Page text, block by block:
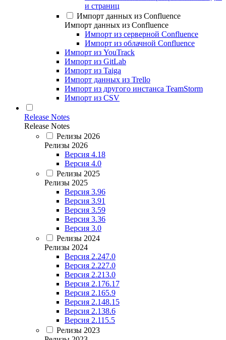
и страниц
Импорт данных из Confluence
Импорт данных из Confluence
Импорт из серверной Confluence
Импорт из облачной Confluence
Импорт из YouTrack
Импорт из GitLab
Импорт из Taiga
Импорт данных из Trello
Импорт из другого инстанса TeamStorm
Импорт из CSV
Release Notes
Release Notes
Релизы 2026
Релизы 2026
Версия 4.18
Версия 4.0
Релизы 2025
Релизы 2025
Версия 3.96
Версия 3.91
Версия 3.59
Версия 3.36
Версия 3.0
Релизы 2024
Релизы 2024
Версия 2.247.0
Версия 2.227.0
Версия 2.213.0
Версия 2.176.17
Версия 2.165.9
Версия 2.148.15
Версия 2.138.6
Версия 2.115.5
Релизы 2023